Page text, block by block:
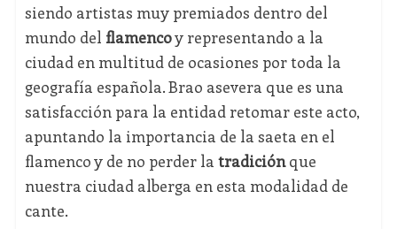
siendo artistas muy premiados dentro del
mundo del flamencoy representando a la
ciudad en multitud de ocasiones por toda la
geografía española. Brao asevera que es una
satisfacción para la entidad retomar este acto,
apuntando la importancia de la saeta en el
flamenco y de no perder la tradiciónque
nuestra ciudad alberga en esta modalidad de
cante.